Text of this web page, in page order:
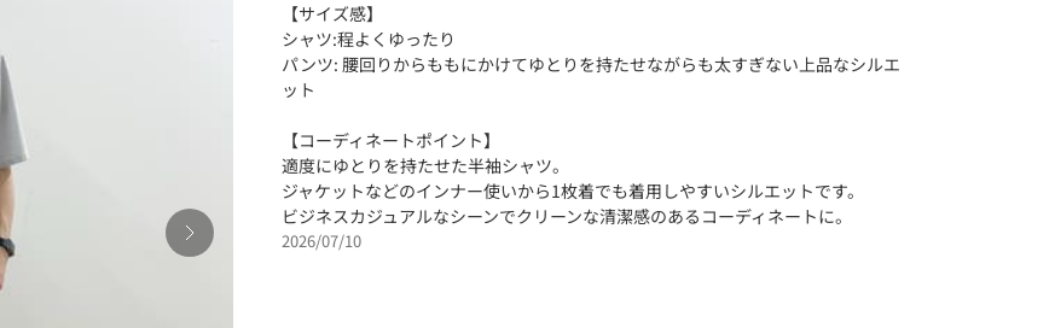
【サイズ感】
シャツ:程よくゆったり
パンツ: 腰回りからももにかけてゆとりを持たせながらも太すぎない上品なシルエ
ット
【コーディネートポイント】
適度にゆとりを持たせた半袖シャツ。
ジャケットなどのインナー使いから1枚着でも着用しやすいシルエットです。
ビジネスカジュアルなシーンでクリーンな清潔感のあるコーディネートに。
2026/07/10